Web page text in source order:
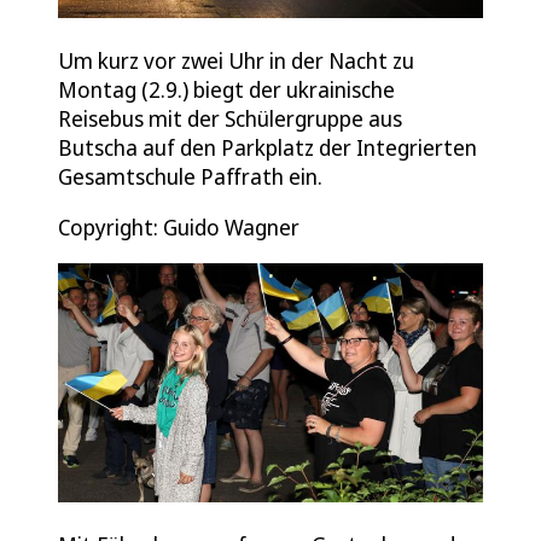
Um kurz vor zwei Uhr in der Nacht zu
Montag (2.9.) biegt der ukrainische
Reisebus mit der Schülergruppe aus
Butscha auf den Parkplatz der Integrierten
Gesamtschule Paffrath ein.
Copyright: Guido Wagner